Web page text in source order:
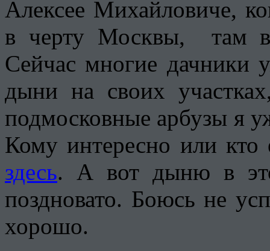
Алексее Михайловиче,
в черту Москвы, там
Сейчас многие дачники
дыни на своих
подмосковные арбузы я
Кому интересно или
здесь. А вот дыню в
поздновато. Боюсь не
хорошо.